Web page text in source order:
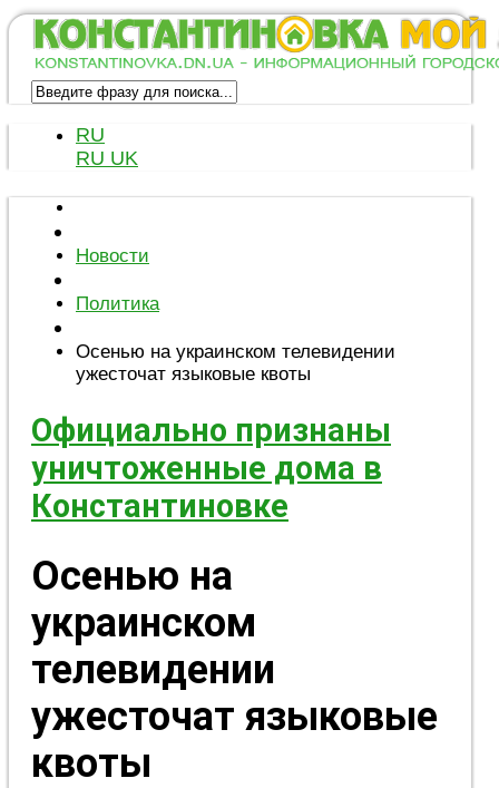
RU
RU UK
Новости
Политика
Осенью на украинском телевидении
ужесточат языковые квоты
Официально признаны
уничтоженные дома в
Константиновке
Осенью на
украинском
телевидении
ужесточат языковые
квоты